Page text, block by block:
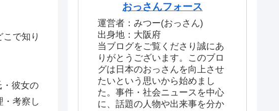
で知り
・彼女の
考察し
おっさんフォース
運営者：みつー(おっさん)
出身地：大阪府
当ブログをご覧くださり誠にあ
りがとうございます。このブロ
グは日本のおっさんを向上させ
たいという思いから始めまし
た。事件・社会ニュースを中心
に、話題の人物や出来事を分か